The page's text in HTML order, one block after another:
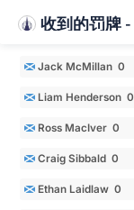
收到的罚牌 -
Jack McMillan 0
Liam Henderson 0
Ross MacIver 0
Craig Sibbald 0
Ethan Laidlaw 0